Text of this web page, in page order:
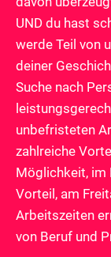
UND du hast
werde Teil von
deiner
Suche nach
unbefristeten
zahlreiche
Möglichkeit, im
Vorteil, am
Arbeitszeiten
von Beruf und